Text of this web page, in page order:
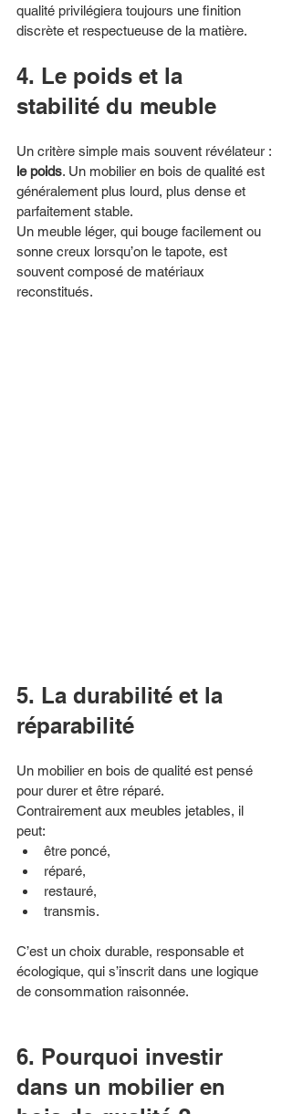
qualité privilégiera toujours une finition
discrète et respectueuse de la matière.
4. Le poids et la
stabilité du meuble
Un critère simple mais souvent révélateur :
le poids. Un mobilier en bois de qualité est
généralement plus lourd, plus dense et
parfaitement stable.
Un meuble léger, qui bouge facilement ou
sonne creux lorsqu’on le tapote, est
souvent composé de matériaux
reconstitués.
5. La durabilité et la
réparabilité
Un mobilier en bois de qualité est pensé
pour durer et être réparé.
Contrairement aux meubles jetables, il
peut:
être poncé,
réparé,
restauré,
transmis.
C’est un choix durable, responsable et
écologique, qui s’inscrit dans une logique
de consommation raisonnée.
6. Pourquoi investir
dans un mobilier en